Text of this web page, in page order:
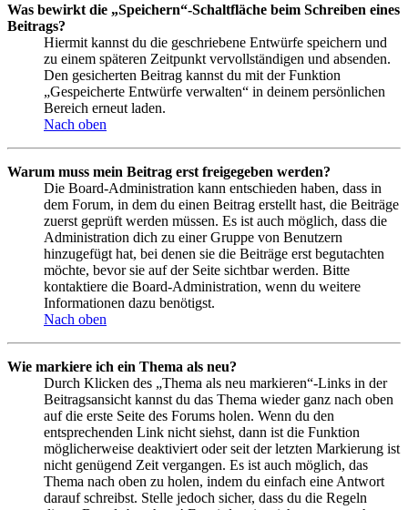
Was bewirkt die „Speichern“-Schaltfläche beim Schreiben eines
Beitrags?
Hiermit kannst du die geschriebene Entwürfe speichern und
zu einem späteren Zeitpunkt vervollständigen und absenden.
Den gesicherten Beitrag kannst du mit der Funktion
„Gespeicherte Entwürfe verwalten“ in deinem persönlichen
Bereich erneut laden.
Nach oben
Warum muss mein Beitrag erst freigegeben werden?
Die Board-Administration kann entschieden haben, dass in
dem Forum, in dem du einen Beitrag erstellt hast, die Beiträge
zuerst geprüft werden müssen. Es ist auch möglich, dass die
Administration dich zu einer Gruppe von Benutzern
hinzugefügt hat, bei denen sie die Beiträge erst begutachten
möchte, bevor sie auf der Seite sichtbar werden. Bitte
kontaktiere die Board-Administration, wenn du weitere
Informationen dazu benötigst.
Nach oben
Wie markiere ich ein Thema als neu?
Durch Klicken des „Thema als neu markieren“-Links in der
Beitragsansicht kannst du das Thema wieder ganz nach oben
auf die erste Seite des Forums holen. Wenn du den
entsprechenden Link nicht siehst, dann ist die Funktion
möglicherweise deaktiviert oder seit der letzten Markierung ist
nicht genügend Zeit vergangen. Es ist auch möglich, das
Thema nach oben zu holen, indem du einfach eine Antwort
darauf schreibst. Stelle jedoch sicher, dass du die Regeln